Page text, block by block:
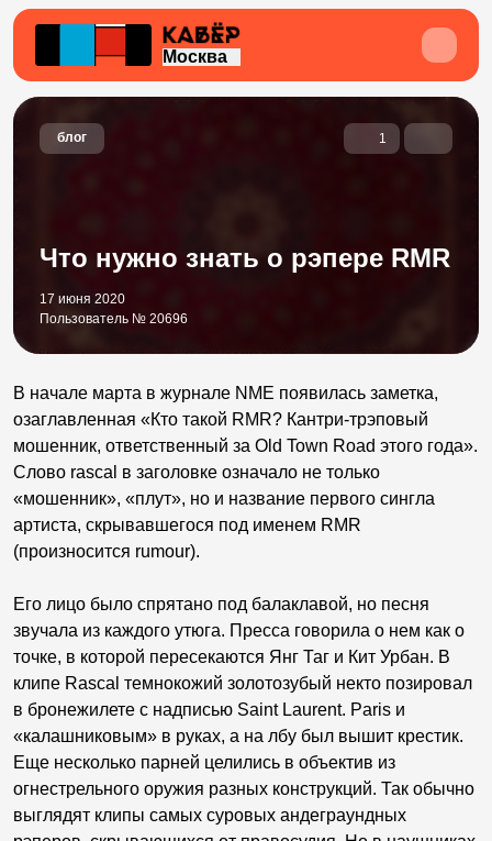
Москва
блог 1
Что нужно знать о рэпере RMR
17 июня 2020
Пользователь № 20696
В начале марта в журнале NME появилась заметка,
озаглавленная «Кто такой RMR? Кантри-трэповый
мошенник, ответственный за Old Town Road этого года».
Слово rascal в заголовке означало не только
«мошенник», «плут», но и название первого сингла
артиста, скрывавшегося под именем RMR
(произносится rumour).
Его лицо было спрятано под балаклавой, но песня
звучала из каждого утюга. Пресса говорила о нем как о
точке, в которой пересекаются Янг Таг и Кит Урбан. В
клипе Rascal темнокожий золотозубый некто позировал
в бронежилете с надписью Saint Laurent. Paris и
«калашниковым» в руках, а на лбу был вышит крестик.
Еще несколько парней целились в объектив из
огнестрельного оружия разных конструкций. Так обычно
выглядят клипы самых суровых андеграундных